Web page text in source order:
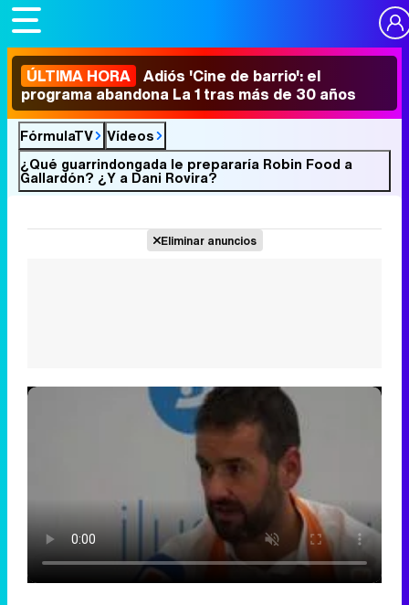
ÚLTIMA HORA Adiós 'Cine de barrio': el
programa abandona La 1 tras más de 30 años
FórmulaTV
Vídeos
¿Qué guarrindongada le prepararía Robin Food a
Gallardón? ¿Y a Dani Rovira?
Eliminar anuncios